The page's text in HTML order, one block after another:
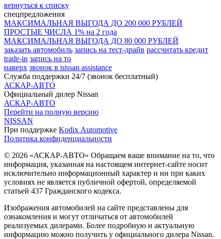
вернуться к списку
спецпредложения
МАКСИМАЛЬНАЯ ВЫГОДА ДО 200 000 РУБЛЕЙ
ПРОСТЫЕ ЧИСЛА 1% на 2 года
МАКСИМАЛЬНАЯ ВЫГОДА ДО 80 000 РУБЛЕЙ
заказать автомобиль запись на тест-драйв рассчитать кредит
trade-in запись на то
наверх звонок в nissan assistance
Служба поддержки 24/7 (звонок бесплатный)
АСКАР-АВТО
Официальный дилер Nissan
АСКАР-АВТО
Перейти на полную версию
NISSAN
При поддержке Kodix Automotive
Политика конфиденциальности
© 2026 «АСКАР-АВТО» Обращаем ваше внимание на то, что
информация, указанная на настоящем интернет-сайте носит
исключительно информационный характер и ни при каких
условиях не является публичной офертой, определяемой
статьей 437 Гражданского кодекса.
Изображения автомобилей на сайте представлены для
ознакомления и могут отличаться от автомобилей
реализуемых дилерами. Более подробную и актуальную
информацию можно получить у официального дилера Nissan.